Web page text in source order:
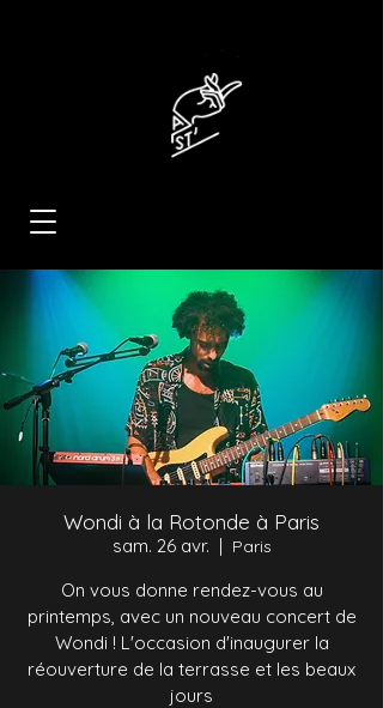
Wondi à la Rotonde à Paris
sam. 26 avr.
  |
Paris
On vous donne rendez-vous au
printemps, avec un nouveau concert de
Wondi ! L'occasion d'inaugurer la
réouverture de la terrasse et les beaux
jours